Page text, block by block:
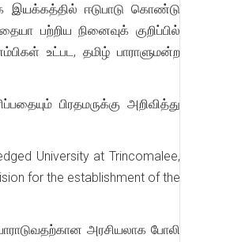
இயக்கத்தில் ஈடுபாடு கொண்டு
பற்றிய நினைவுக் குறிப்பில்
உட்பட, தமிழ் பாராளுமன்ற
பிரதமருக்கு அறிவித்து
University at Trincomalee,
for the establishment of the
அரசியலாக போலி